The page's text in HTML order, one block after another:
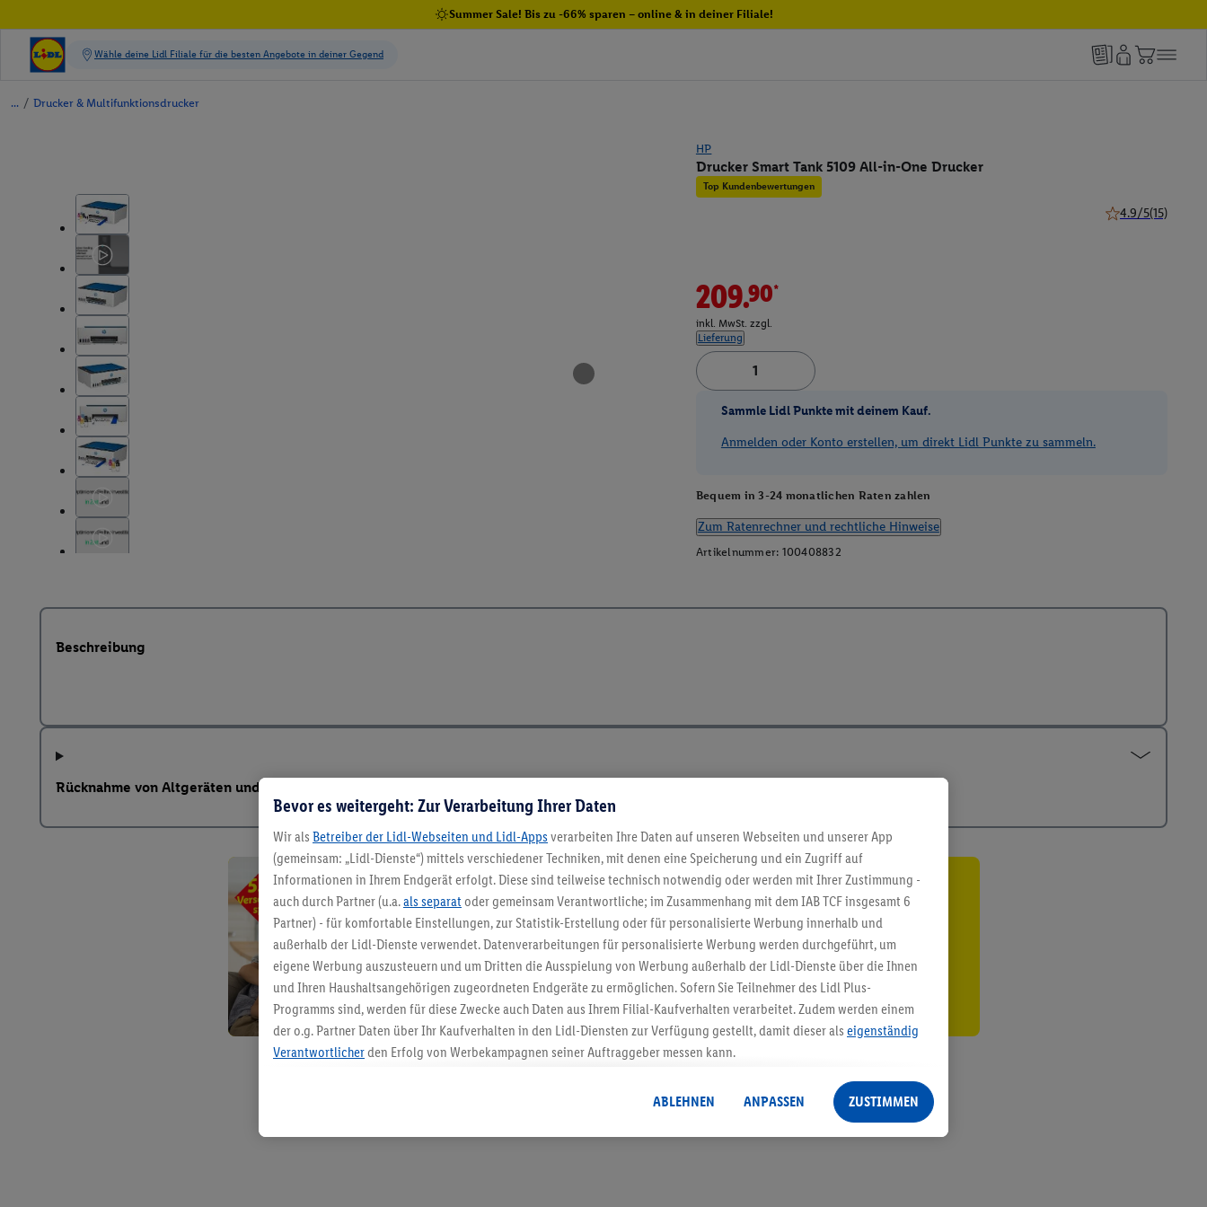
Summer Sale! Bis zu -66% sparen – online & in deiner Filiale!
/ Drucker & Multifunktionsdrucker
HP
Drucker Smart Tank 5109 All-in-One Drucker
Top Kundenbewertungen
4.9/5(15)
209.90*
inkl. MwSt. zzgl.
Lieferung
Sammle Lidl Punkte mit deinem Kauf.
Anmelden oder Konto erstellen, um direkt Lidl Punkte zu sammeln.
Bequem in 3-24 monatlichen Raten zahlen
Zum Ratenrechner und rechtliche Hinweise
Artikelnummer: 100408832
Beschreibung
Rücknahme von Altgeräten und weitere Hinweise nach ElektroG und BattVO-BattDG
5.95 € Versand sparen³²ᵃ
Jetzt zum Newsletter anmelden
Gutschein sichern!
Bevor es weitergeht: Zur Verarbeitung Ihrer Daten
Wir als Betreiber der Lidl-Webseiten und Lidl-Apps verarbeiten Ihre Daten auf unseren Webseiten und unserer App
(gemeinsam: „Lidl-Dienste“) mittels verschiedener Techniken, mit denen eine Speicherung und ein Zugriff auf
Informationen in Ihrem Endgerät erfolgt. Diese sind teilweise technisch notwendig oder werden mit Ihrer Zustimmung -
auch durch Partner (u.a.als separat oder gemeinsam Verantwortliche; im Zusammenhang mit dem IAB TCF insgesamt 6
Partner) - für komfortable Einstellungen, zur Statistik-Erstellung oder für personalisierte Werbung innerhalb und
außerhalb der Lidl-Dienste verwendet. Datenverarbeitungen für personalisierte Werbung werden durchgeführt, um
eigene Werbung auszusteuern und um Dritten die Ausspielung von Werbung außerhalb der Lidl-Dienste über die Ihnen
und Ihren Haushaltsangehörigen zugeordneten Endgeräte zu ermöglichen. Sofern Sie Teilnehmer des Lidl Plus-
Programms sind, werden für diese Zwecke auch Daten aus Ihrem Filial-Kaufverhalten verarbeitet. Zudem werden einem
der o.g. Partner Daten über Ihr Kaufverhalten in den Lidl-Diensten zur Verfügung gestellt, damit dieser als eigenständig
Verantwortlicherden Erfolg von Werbekampagnen seiner Auftraggeber messen kann.
angereicherten Profilen. Dies umfasst die Zusammenführung von Daten (z.B. über Ihre Nutzung der Lidl-Dienste, Ihr
Kaufverhalten in den Lidl-Diensten, Informationen aus Ihrem Kundenkonto - z.B. Alter oder Geschlecht - sowie Ihre
genauen Standortdaten) auch über verschiedene Endgeräte und Lidl-Dienste hinweg einschließlich dem Speichern von
ABLEHNEN ANPASSEN ZUSTIMMEN